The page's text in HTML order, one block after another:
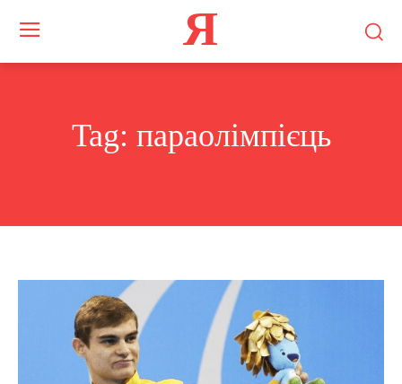
Я
Tag: параолімпієць